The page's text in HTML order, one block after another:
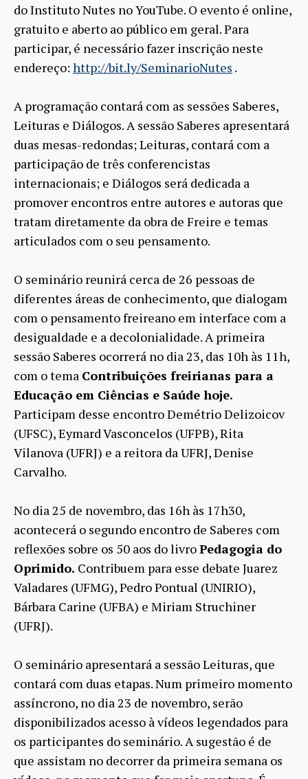
do Instituto Nutes no YouTube. O evento é online,
gratuito e aberto ao público em geral. Para
participar, é necessário fazer inscrição neste
endereço: http://bit.ly/SeminarioNutes .
A programação contará com as sessões Saberes,
Leituras e Diálogos. A sessão Saberes apresentará
duas mesas-redondas; Leituras, contará com a
participação de três conferencistas
internacionais; e Diálogos será dedicada a
promover encontros entre autores e autoras que
tratam diretamente da obra de Freire e temas
articulados com o seu pensamento.
O seminário reunirá cerca de 26 pessoas de
diferentes áreas de conhecimento, que dialogam
com o pensamento freireano em interface com a
desigualdade e a decolonialidade. A primeira
sessão Saberes ocorrerá no dia 23, das 10h às 11h,
com o tema Contribuições freirianas para a
Educação em Ciências e Saúde hoje.
Participam desse encontro Demétrio Delizoicov
(UFSC), Eymard Vasconcelos (UFPB), Rita
Vilanova (UFRJ) e a reitora da UFRJ, Denise
Carvalho.
No dia 25 de novembro, das 16h às 17h30,
acontecerá o segundo encontro de Saberes com
reflexões sobre os 50 aos do livroPedagogia do
Oprimido. Contribuem para esse debate Juarez
Valadares (UFMG), Pedro Pontual (UNIRIO),
Bárbara Carine (UFBA) e Miriam Struchiner
(UFRJ).
O seminário apresentará a sessão Leituras, que
contará com duas etapas. Num primeiro momento
assíncrono, no dia 23 de novembro, serão
disponibilizados acesso à vídeos legendados para
os participantes do seminário. A sugestão é de
que assistam no decorrer da primeira semana os